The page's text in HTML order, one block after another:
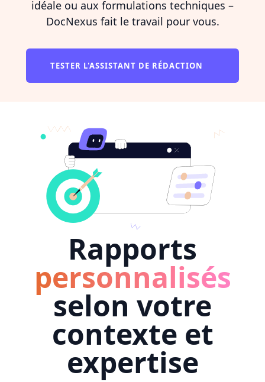
idéale ou aux formulations techniques –
DocNexus fait le travail pour vous.
TESTER L'ASSISTANT DE RÉDACTION
Rapports
personnalisés
selon votre
contexte et
expertise